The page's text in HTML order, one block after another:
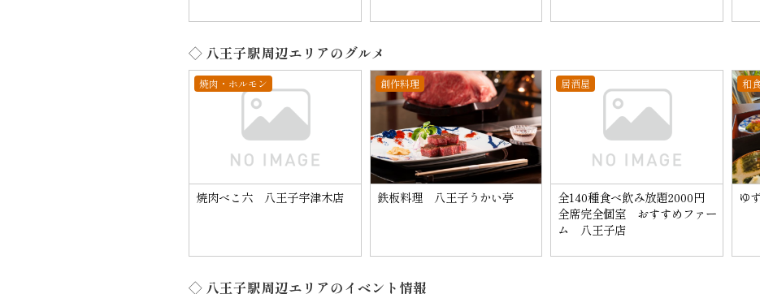
◇ 八王子駅周辺エリアのグルメ
焼肉・ホルモン
焼肉べこ六 八王子宇津木店
創作料理
鉄板料理 八王子うかい亭
居酒屋
全140種食べ飲み放題2000円
全席完全個室 おすすめファー
ム 八王子店
和
ゆ
◇ 八王子駅周辺エリアのイベント情報